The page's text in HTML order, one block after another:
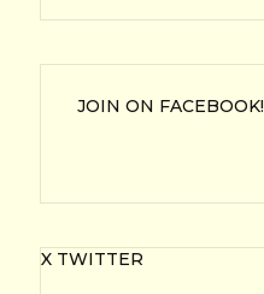
JOIN ON FACEBOOK!
X TWITTER